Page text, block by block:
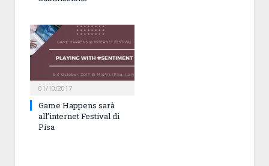
01/10/2017
Game Happens sarà
all’internet Festival di
Pisa